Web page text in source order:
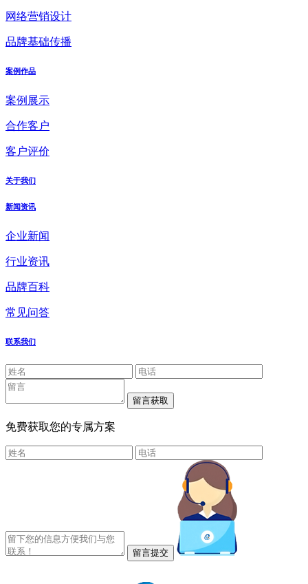
网络营销设计
品牌基础传播
案例作品
案例展示
合作客户
客户评价
关于我们
新闻资讯
企业新闻
行业资讯
品牌百科
常见问答
联系我们
免费获取您的专属方案